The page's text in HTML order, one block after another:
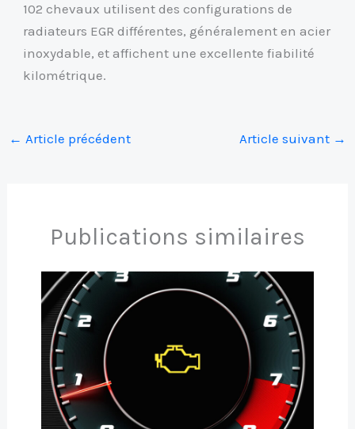
102 chevaux utilisent des configurations de
radiateurs EGR différentes, généralement en acier
inoxydable, et affichent une excellente fiabilité
kilométrique.
← Article précédent Article suivant →
Publications similaires